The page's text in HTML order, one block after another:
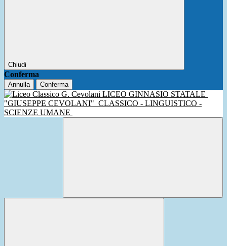
Chiudi
Conferma
Annulla Conferma
LICEO GINNASIO STATALE
"GIUSEPPE CEVOLANI" CLASSICO - LINGUISTICO -
SCIENZE UMANE